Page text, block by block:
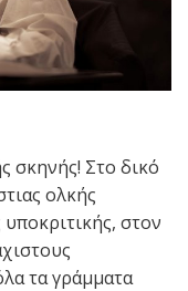
σκηνής! Στο δικό
ολκής
στον
τα γράμματα